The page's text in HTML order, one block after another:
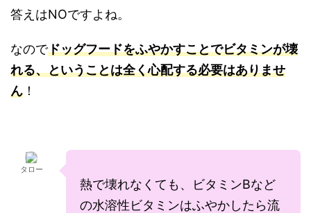
答えはNOですよね。
なのでドッグフードをふやかすことでビタミンが壊
れる、ということは全く心配する必要はありませ
ん ！
タロー
熱で壊れなくても、ビタミンBなど
の水溶性ビタミンはふやかしたら流